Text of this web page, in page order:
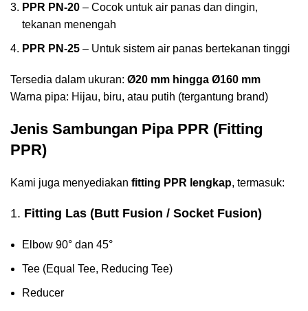
PPR PN-20 – Cocok untuk air panas dan dingin,
tekanan menengah
PPR PN-25 – Untuk sistem air panas bertekanan tinggi
Tersedia dalam ukuran: Ø20 mm hingga Ø160 mm
Warna pipa: Hijau, biru, atau putih (tergantung brand)
Jenis Sambungan Pipa PPR (Fitting
PPR)
Kami juga menyediakan fitting PPR lengkap, termasuk:
1. Fitting Las (Butt Fusion / Socket Fusion)
Elbow 90° dan 45°
Tee (Equal Tee, Reducing Tee)
Reducer